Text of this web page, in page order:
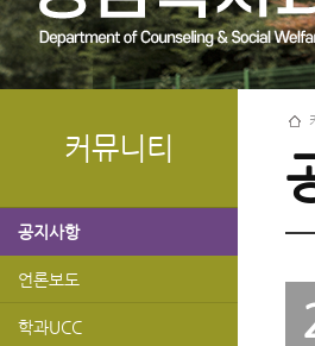
커뮤니티
공지사항
언론보도
학과UCC